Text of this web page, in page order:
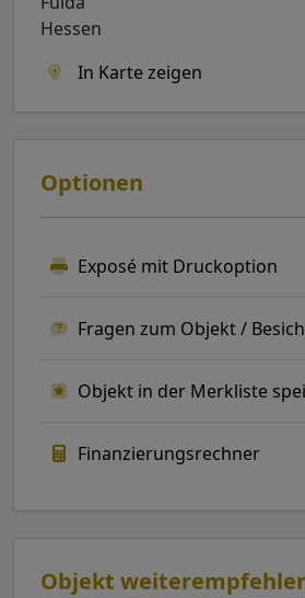
Hessen
In Karte zeigen
Optionen
Exposé mit Druckoption
Fragen zum Objekt /
Objekt in der Merkliste
Finanzierungsrechner
Objekt